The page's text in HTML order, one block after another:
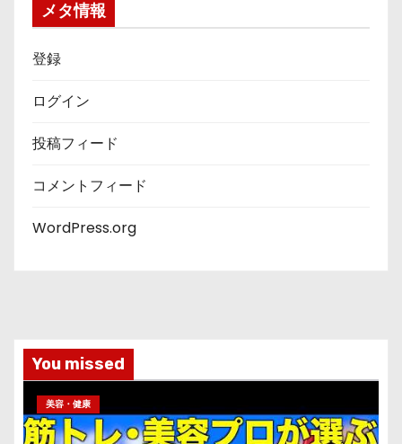
メタ情報
登録
ログイン
投稿フィード
コメントフィード
WordPress.org
You missed
美容・健康